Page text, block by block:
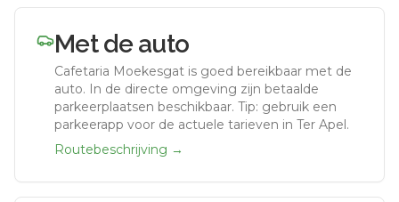
Met de auto
Cafetaria Moekesgat is goed bereikbaar met de
auto. In de directe omgeving zijn betaalde
parkeerplaatsen beschikbaar. Tip: gebruik een
parkeerapp voor de actuele tarieven in Ter Apel.
Routebeschrijving →